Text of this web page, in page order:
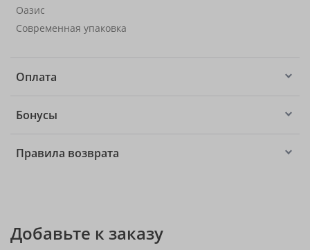
Оазис
Современная упаковка
Оплата
Бонусы
Правила возврата
Добавьте к заказу